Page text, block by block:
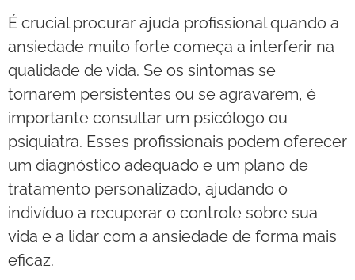
É crucial procurar ajuda profissional quando a
ansiedade muito forte começa a interferir na
qualidade de vida. Se os sintomas se
tornarem persistentes ou se agravarem, é
importante consultar um psicólogo ou
psiquiatra. Esses profissionais podem oferecer
um diagnóstico adequado e um plano de
tratamento personalizado, ajudando o
indivíduo a recuperar o controle sobre sua
vida e a lidar com a ansiedade de forma mais
eficaz.